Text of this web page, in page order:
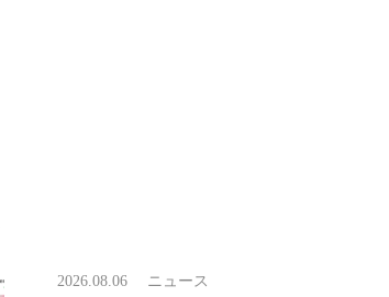
2026.08.06 ニュース